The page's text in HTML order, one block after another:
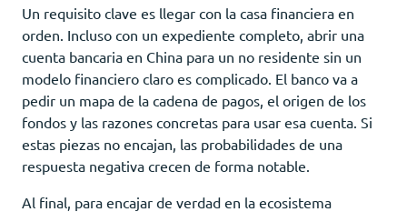
Un requisito clave es llegar con la casa financiera en
orden. Incluso con un expediente completo, abrir una
cuenta bancaria en China para un no residente sin un
modelo financiero claro es complicado. El banco va a
pedir un mapa de la cadena de pagos, el origen de los
fondos y las razones concretas para usar esa cuenta. Si
estas piezas no encajan, las probabilidades de una
respuesta negativa crecen de forma notable.
Al final, para encajar de verdad en la ecosistema